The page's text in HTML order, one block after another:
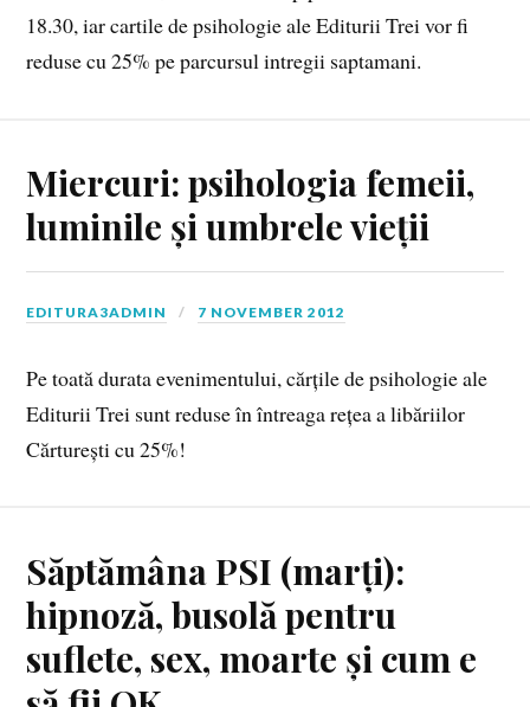
18.30, iar cartile de psihologie ale Editurii Trei vor fi
reduse cu 25% pe parcursul intregii saptamani.
Miercuri: psihologia femeii,
luminile și umbrele vieții
EDITURA3ADMIN 7 NOVEMBER 2012
Pe toată durata evenimentului, cărțile de psihologie ale
Editurii Trei sunt reduse în întreaga rețea a libăriilor
Cărturești cu 25%!
Săptămâna PSI (marți):
hipnoză, busolă pentru
suflete, sex, moarte și cum e